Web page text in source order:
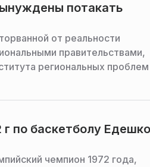
потакать
от реальности
правительствами,
региональных проблем
по баскетболу Едешко
чемпион 1972 года,